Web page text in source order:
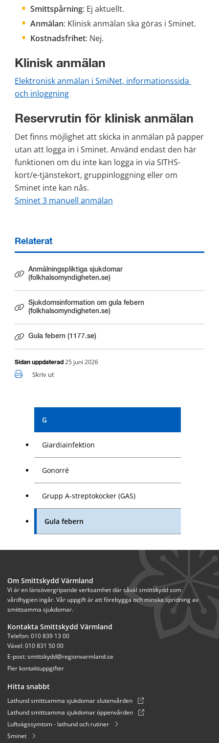
G
Giardiainfektion
Gonorré
Grupp A-streptokocker (GAS)
Gula febern
Smittspårning: Ej aktuellt.
Anmälan: Klinisk anmälan ska göras i Sminet.
Kostnadsfrihet: Nej.
Klinisk anmälan
Elektronisk anmälan i SmiNet, informationssida
och inloggning
Reservrutin för klinisk anmälan
Det finns möjlighet att skicka in anmälan på papper
utan att logga in i Sminet. Använd endast den här
funktionen om du inte kan logga in via SITHS-
kort/e-tjänste­kort, gruppinloggning eller om
Sminet inte kan nås.
Sminet 3 manuell anmälan
Relaterat
Anmälningspliktiga sjukdomar
(folkhalsomyndigheten.se)
Länk till annan webbplats.
Sjukdomsinformation om gula febern
(folkhalsomyndigheten.se)
Länk till annan webbplats.
Gula febern (1177.se)
Länk till annan webbplats.
Sidan uppdaterad 25 juni 2026
Skriv ut
Om Smittskydd Värmland
Vi är en länsövergripande verksamhet där såväl smittskydd som
vårdhygien ingår. Vår uppgift är att förebygga och minska spridning av
smittsamma sjukdomar.
Kontakta Smittskydd Värmland
Telefon: 010 839 13 00
Växel: 010 831 50 00
E-post: smittskydd@regionvarmland.se
Fler kontaktuppgifter
Hitta snabbt
Lathund smittsamma sjukdomar slutenvården
Lathund smittsamma sjukdomar öppenvården
Luftvägssymtom - lathund och rutiner
Sminet